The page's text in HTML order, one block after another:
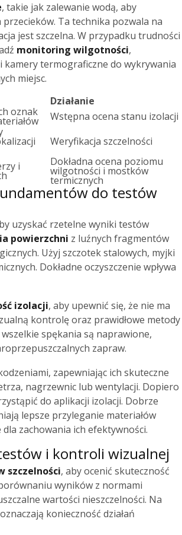
, takie jak zalewanie wodą, aby
Ta technika pozwala na
jest szczelna. W przypadku trudności
monitoring wilgotności,
termograficzne do wykrywania
miejsc.
Działanie
oznak
Wstępna ocena stanu izolacji
Weryfikacja szczelności
i Dokładna ocena poziomu
wilgotności i mostków
termicznych
do testów
uzyskać rzetelne wyniki testów
powierzchni z luźnych fragmentów
Użyj szczotek stalowych, myjki
Dokładne oczyszczenie wpływa
izolacji, aby upewnić się, że nie ma
kontrolę oraz prawidłowe metody
spękania są naprawione,
zapraw.
zapewniając ich skuteczne
nagrzewnic lub wentylacji. Dopiero
do aplikacji izolacji. Dobrze
lepsze przyleganie materiałów
zachowania ich efektywności.
i kontroli wizualnej
szczelności, aby ocenić skuteczność
wyników z normami
wartości nieszczelności. Na
konieczność działań